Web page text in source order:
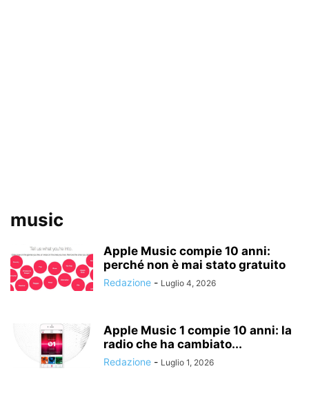
music
Apple Music compie 10 anni:
perché non è mai stato gratuito
Redazione - Luglio 4, 2026
Apple Music 1 compie 10 anni: la
radio che ha cambiato...
Redazione - Luglio 1, 2026